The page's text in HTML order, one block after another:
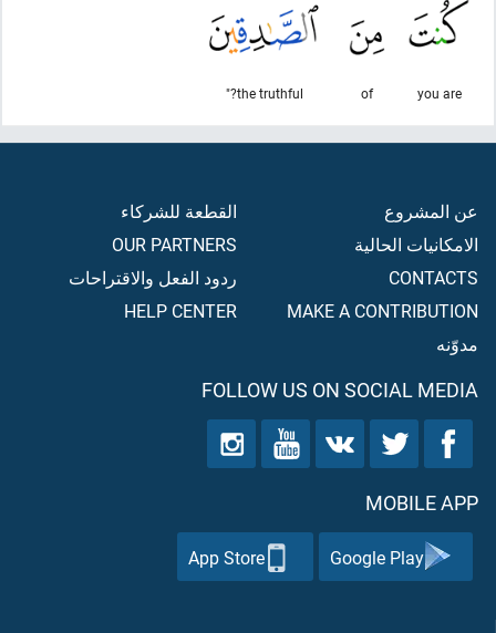
you are
of
the truthful?"
عن المشروع
الامكانيات الحالية
CONTACTS
MAKE A CONTRIBUTION
مدوّنه
القطعة للشركاء
OUR PARTNERS
ردود الفعل والاقتراحات
HELP CENTER
FOLLOW US ON SOCIAL MEDIA
MOBILE APP
Google Play
App Store